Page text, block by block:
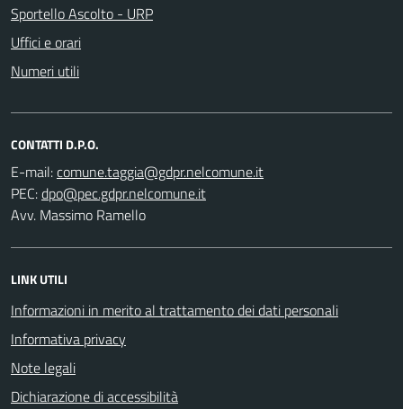
Sportello Ascolto - URP
Uffici e orari
Numeri utili
CONTATTI D.P.O.
E-mail:
PEC:
Avv. Massimo Ramello
LINK UTILI
Informazioni in merito al trattamento dei dati personali
Informativa privacy
Note legali
Dichiarazione di accessibilità